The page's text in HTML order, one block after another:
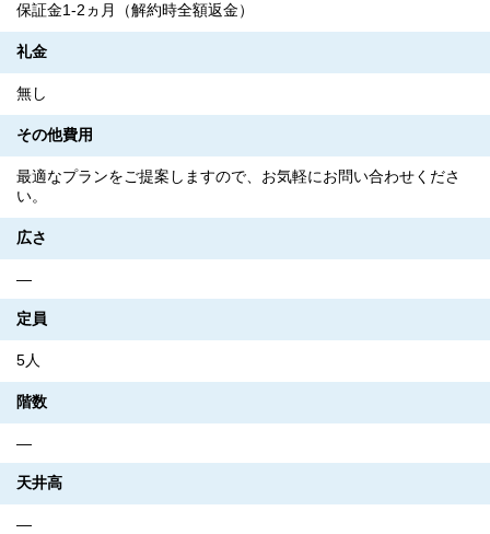
保証金1-2ヵ月（解約時全額返金）
礼金
無し
その他費用
最適なプランをご提案しますので、お気軽にお問い合わせくださ
い。
広さ
―
定員
5人
階数
―
天井高
―